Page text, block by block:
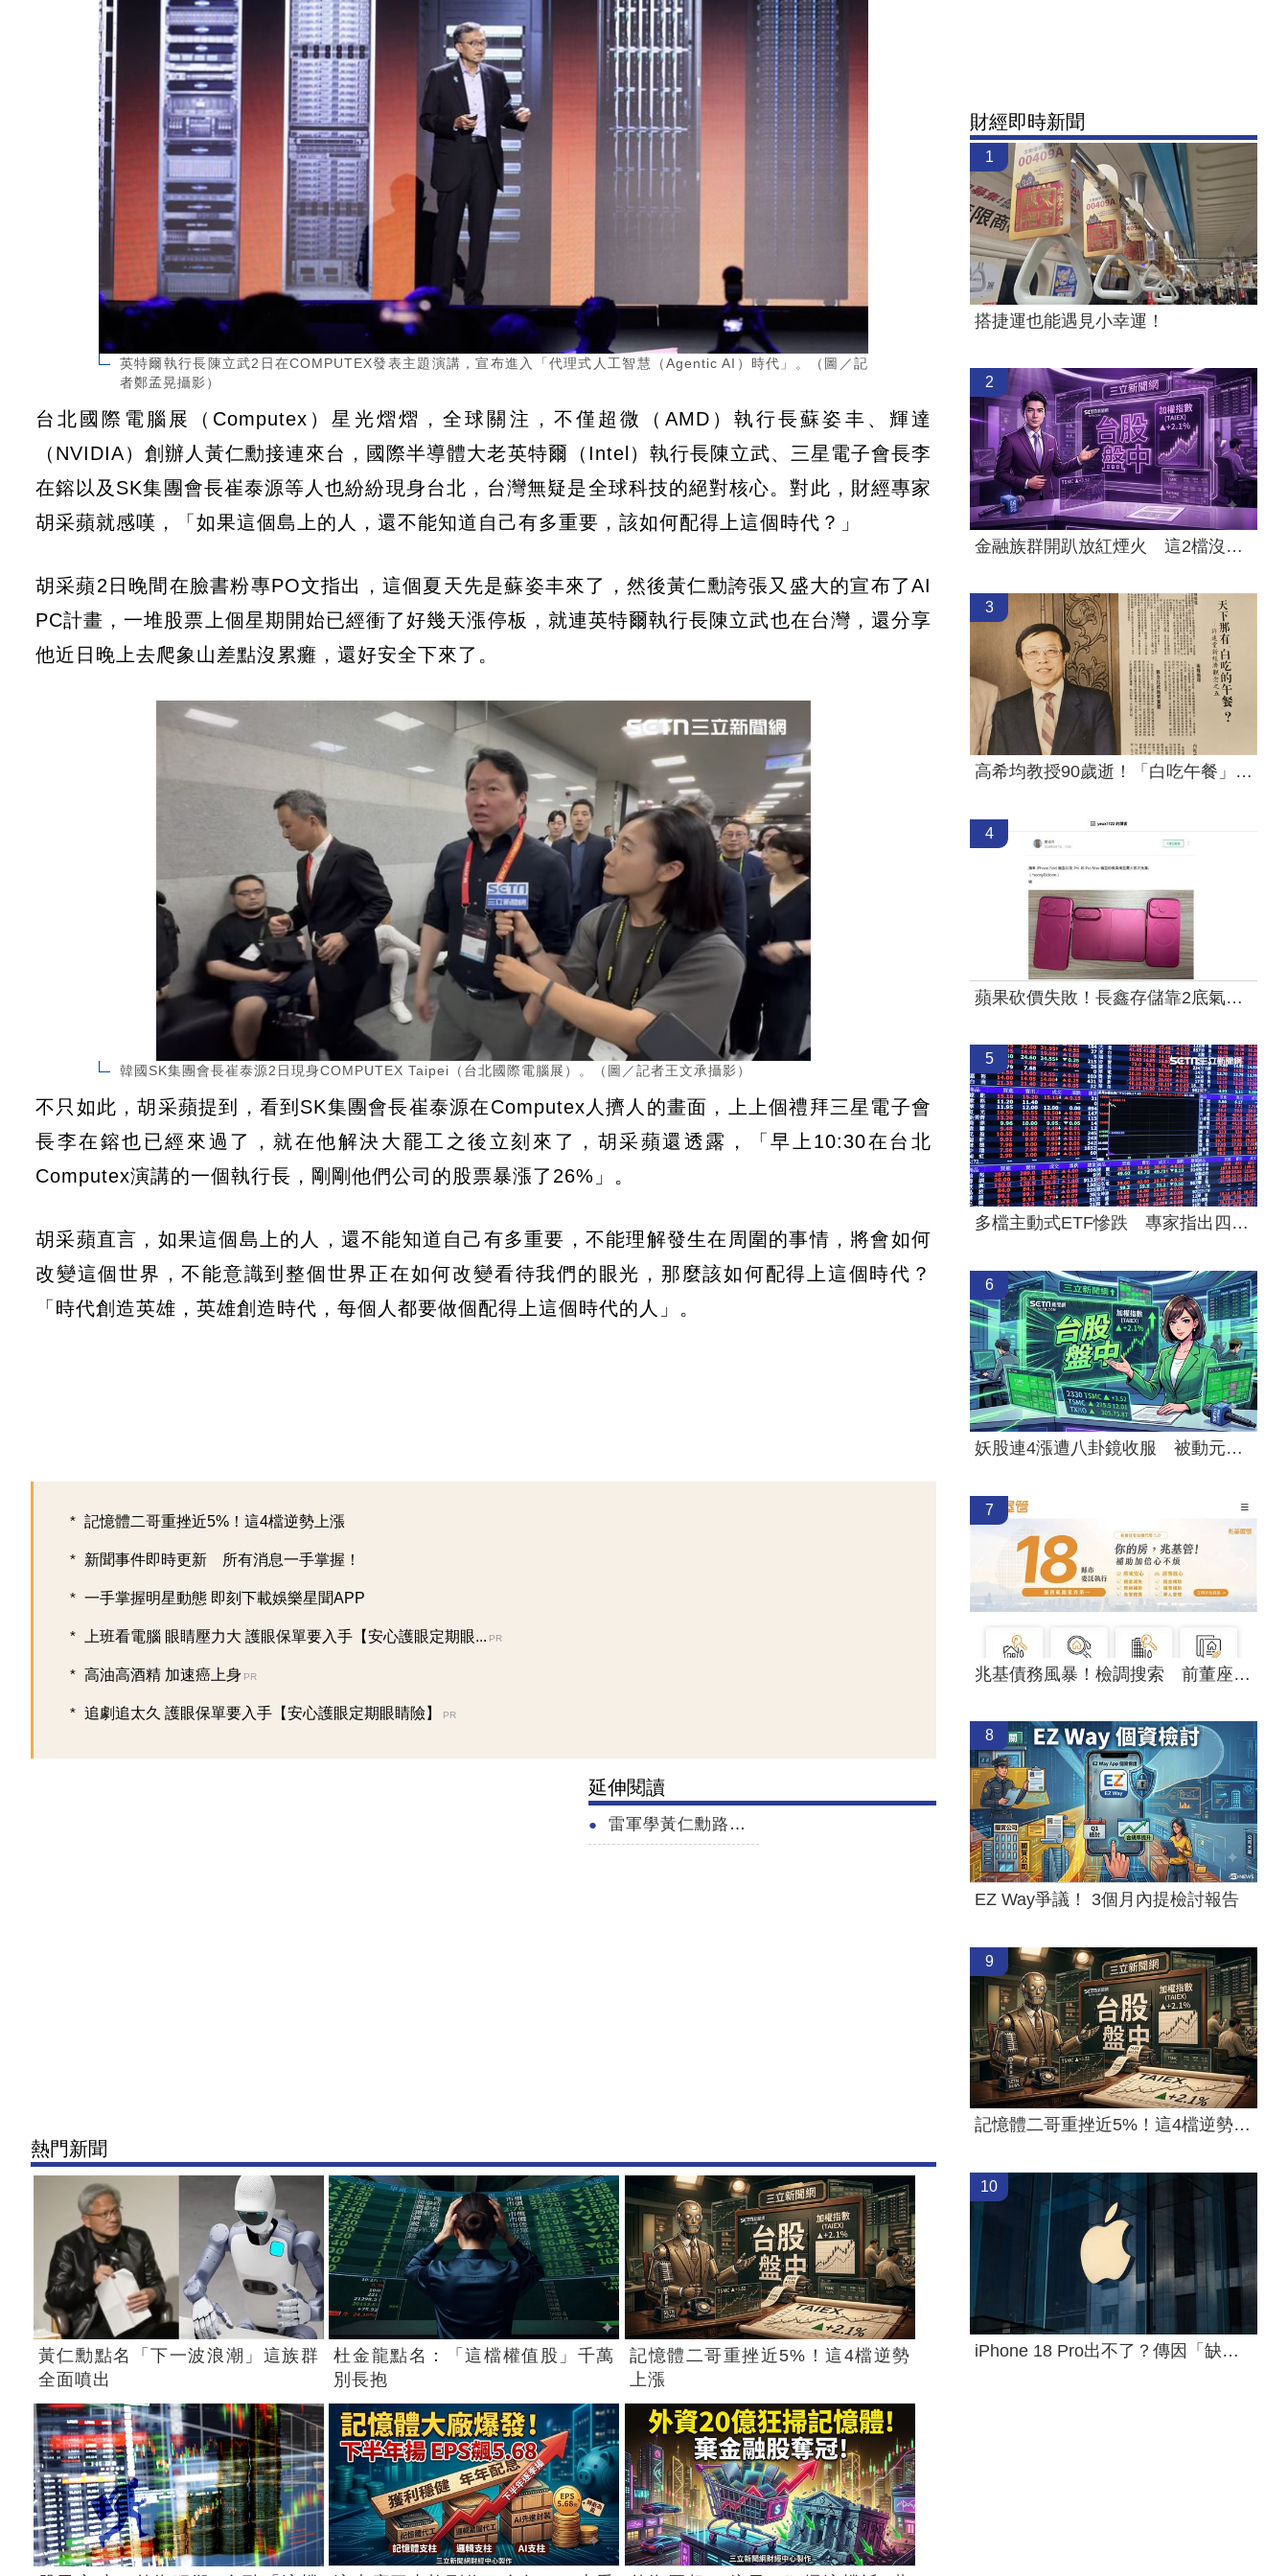
英特爾執行長陳立武2日在COMPUTEX發表主題演講，宣布進入「代理式人工智慧（Agentic AI）時代」。（圖／記
者鄭孟晃攝影）
台北國際電腦展（Computex）星光熠熠，全球關注，不僅超微（AMD）執行長蘇姿丰、輝達
（NVIDIA）創辦人黃仁勳接連來台，國際半導體大老英特爾（Intel）執行長陳立武、三星電子會長李
在鎔以及SK集團會長崔泰源等人也紛紛現身台北，台灣無疑是全球科技的絕對核心。對此，財經專家
胡采蘋就感嘆，「如果這個島上的人，還不能知道自己有多重要，該如何配得上這個時代？」
胡采蘋2日晚間在臉書粉專PO文指出，這個夏天先是蘇姿丰來了，然後黃仁勳誇張又盛大的宣布了AI
PC計畫，一堆股票上個星期開始已經衝了好幾天漲停板，就連英特爾執行長陳立武也在台灣，還分享
他近日晚上去爬象山差點沒累癱，還好安全下來了。
韓國SK集團會長崔泰源2日現身COMPUTEX Taipei（台北國際電腦展）。（圖／記者王文承攝影）
不只如此，胡采蘋提到，看到SK集團會長崔泰源在Computex人擠人的畫面，上上個禮拜三星電子會
長李在鎔也已經來過了，就在他解決大罷工之後立刻來了，胡采蘋還透露，「早上10:30在台北
Computex演講的一個執行長，剛剛他們公司的股票暴漲了26%」。
胡采蘋直言，如果這個島上的人，還不能知道自己有多重要，不能理解發生在周圍的事情，將會如何
改變這個世界，不能意識到整個世界正在如何改變看待我們的眼光，那麼該如何配得上這個時代？
「時代創造英雄，英雄創造時代，每個人都要做個配得上這個時代的人」。
記憶體二哥重挫近5%！這4檔逆勢上漲
新聞事件即時更新 所有消息一手掌握！
一手掌握明星動態 即刻下載娛樂星聞APP
上班看電腦 眼睛壓力大 護眼保單要入手【安心護眼定期眼... PR
高油高酒精 加速癌上身 PR
追劇追太久 護眼保單要入手【安心護眼定期眼睛險】 PR
延伸閱讀
雷軍學黃仁勳路邊吃麵 遭路過小女孩酸爆
熱門新聞
黃仁勳點名「下一波浪潮」這族群
全面噴出
杜金龍點名：「這檔權值股」千萬
別長抱
記憶體二哥重挫近5%！這4檔逆勢
上漲
財經即時新聞
1
搭捷運也能遇見小幸運！
2
金融族群開趴放紅煙火 這2檔沒被邀請
3
高希均教授90歲逝！「白吃午餐」秘密曝光
4
蘋果砍價失敗！長鑫存儲靠2底氣拒降價
5
多檔主動式ETF慘跌 專家指出四個陷阱
6
妖股連4漲遭八卦鏡收服 被動元件一片綠
7
兆基債務風暴！檢調搜索 前董座帶回偵訊
8
EZ Way爭議！ 3個月內提檢討報告
9
記憶體二哥重挫近5%！這4檔逆勢上漲
10
iPhone 18 Pro出不了？傳因「缺這貨」